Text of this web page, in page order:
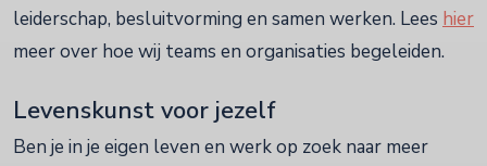
leiderschap, besluitvorming en samen werken. Lees hier
meer over hoe wij teams en organisaties begeleiden.
Levenskunst voor jezelf
Ben je in je eigen leven en werk op zoek naar meer